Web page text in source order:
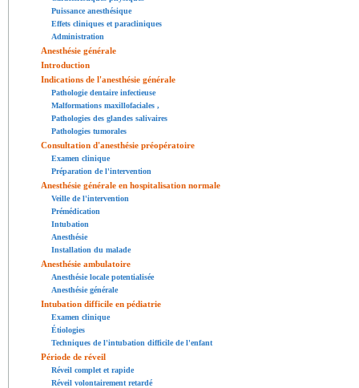
Puissance anesthésique
Effets cliniques et paracliniques
Administration
Anesthésie générale
Introduction
Indications de l'anesthésie générale
Pathologie dentaire infectieuse
Malformations maxillofaciales ,
Pathologies des glandes salivaires
Pathologies tumorales
Consultation d'anesthésie préopératoire
Examen clinique
Préparation de l'intervention
Anesthésie générale en hospitalisation normale
Veille de l'intervention
Prémédication
Intubation
Anesthésie
Installation du malade
Anesthésie ambulatoire
Anesthésie locale potentialisée
Anesthésie générale
Intubation difficile en pédiatrie
Examen clinique
Étiologies
Techniques de l'intubation difficile de l'enfant
Période de réveil
Réveil complet et rapide
Réveil volontairement retardé